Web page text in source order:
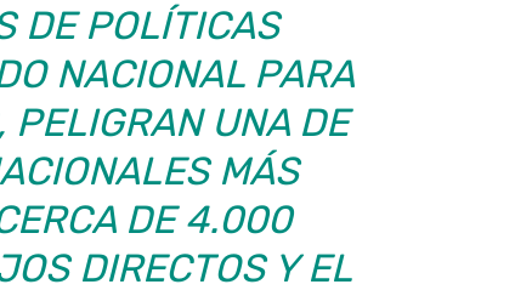
DE POLÍTICAS
NACIONAL PARA
PELIGRAN UNA DE
MÁS
DE 4.000
DIRECTOS Y EL